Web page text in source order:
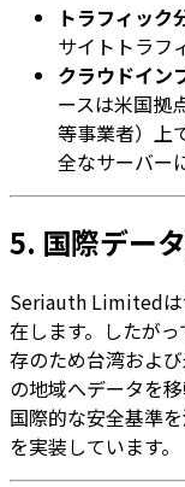
トラフィック
サイトトラフ
クラウドイン
ースは米国拠
等事業者）上
全なサーバー
5. 国際デー
Seriauth Limitedは
在します。したが
存のため台湾およ
の地域へデータを
国際的な安全基準
を実装しています。